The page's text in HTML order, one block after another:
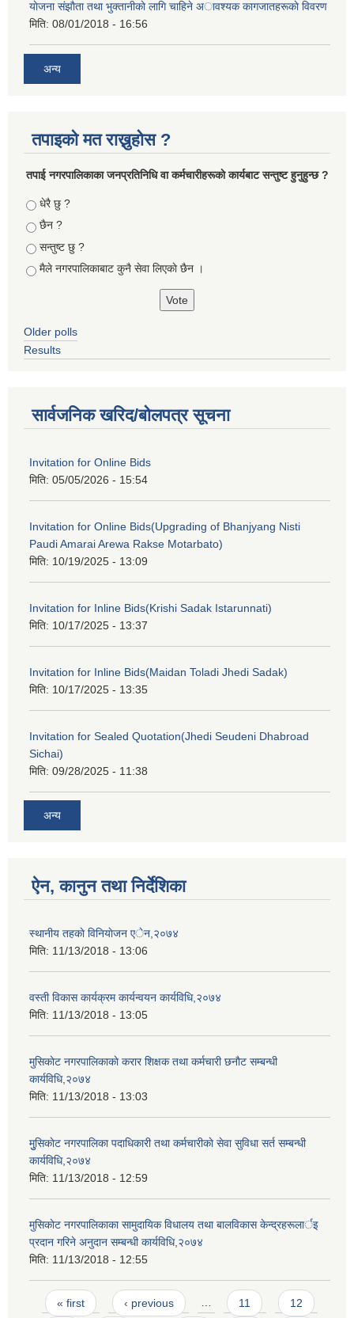
याेजना संझाैता तथा भुक्तानीकाे लागि चाहिने अावश्यक कागजातहरूकाे विवरण
मिति: 08/01/2018 - 16:56
अन्य
तपाइको मत राख्नुहोस ?
तपा‌ई नगरपालिकाका जनप्रतिनिधि वा कर्मचारीहरूकाे कार्यबाट सन्तुष्ट हुनुहुन्छ ?
Choices
धेरै छु ?
छैन ?
सन्तुष्ट छु ?
मैले नगरपालिकाबाट कुनै सेवा लिएकाे छैन ।
Older polls
Results
सार्वजनिक खरिद/बोलपत्र सूचना
Invitation for Online Bids
मिति: 05/05/2026 - 15:54
Invitation for Online Bids(Upgrading of Bhanjyang Nisti
Paudi Amarai Arewa Rakse Motarbato)
मिति: 10/19/2025 - 13:09
Invitation for Inline Bids(Krishi Sadak Istarunnati)
मिति: 10/17/2025 - 13:37
Invitation for Inline Bids(Maidan Toladi Jhedi Sadak)
मिति: 10/17/2025 - 13:35
Invitation for Sealed Quotation(Jhedi Seudeni Dhabroad
Sichai)
मिति: 09/28/2025 - 11:38
अन्य
ऐन, कानुन तथा निर्देशिका
स्थानीय तहकाे विनियाेजन एेन,२०७४
मिति: 11/13/2018 - 13:06
वस्ती विकास कार्यक्रम कार्यन्वयन कार्यविधि,२०७४
मिति: 11/13/2018 - 13:05
मुसिकाेट नगरपालिकाकाे करार शिक्षक तथा कर्मचारी छनाैट सम्बन्धी
कार्यविधि,२०७४
मिति: 11/13/2018 - 13:03
मुुसिकाेट नगरपालिका पदाधिकारी तथा कर्मचारीकाे सेवा सुविधा सर्त सम्बन्धी
कार्यविधि,२०७४
मिति: 11/13/2018 - 12:59
मुसिकाेट नगरपालिकाका सामुदायिक विधालय तथा बालविकास केन्द्रहरूलार्इ
प्रदान गरिने अनुदान सम्बन्धी कार्यविधि,२०७४
मिति: 11/13/2018 - 12:55
Pages
« first ‹ previous … 11 12